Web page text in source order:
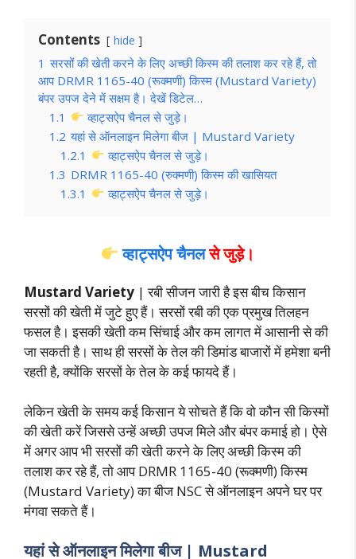
Contents hide
1 सरसों की खेती करने के लिए अच्छी किस्म की तलाश कर रहे हैं, तो
आप DRMR 1165-40 (रूक्मणी) किस्म (Mustard Variety)
बंपर उपज देने में सक्षम है। देखें डिटेल…
1.1
व्हाट्सऐप चैनल से जुड़े।
1.2 यहां से ऑनलाइन मिलेगा बीज | Mustard Variety
1.2.1
व्हाट्सऐप चैनल से जुड़े।
1.3 DRMR 1165-40 (रुक्मणी) किस्म की खासियत
1.3.1
व्हाट्सऐप चैनल से जुड़े।
व्हाट्सऐप चैनलसे जुड़े।
Mustard Variety | रबी सीजन जारी है इस बीच किसान
सरसों की खेती में जुटे हुए हैं। सरसों रबी की एक प्रमुख तिलहन
फसल है। इसकी खेती कम सिंचाई और कम लागत में आसानी से की
जा सकती है। साथ ही सरसों के तेल की डिमांड बाजारों में हमेशा बनी
रहती है, क्योंकि सरसों के तेल के कई फायदे हैं।
लेकिन खेती के समय कई किसान ये सोचते हैं कि वो कौन सी किस्मों
की खेती करें जिससे उन्हें अच्छी उपज मिले और बंपर कमाई हो। ऐसे
में अगर आप भी सरसों की खेती करने के लिए अच्छी किस्म की
तलाश कर रहे हैं, तो आप DRMR 1165-40 (रूक्मणी) किस्म
(Mustard Variety) का बीज NSC से ऑनलाइन अपने घर पर
मंगवा सकते हैं।
यहां से ऑनलाइन मिलेगा बीज | Mustard